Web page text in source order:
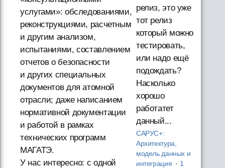
услугами»: обследованиями,
реконструкциями, расчетным
и другим анализом,
испытаниями, составлением
отчетов о безопасности
и других специальных
документов для атомной
отрасли; даже написанием
нормативной документации
и работой в рамках
технических программ
МАГАТЭ.
У нас интересно: с одной
релиз, это уже
тот релиз
который можно
тестировать,
или надо ещё
подождать?
Насколько
хорошо
работатет
данный...
САРУС+:
Архитектура,
модель данных и
интеграция · 1